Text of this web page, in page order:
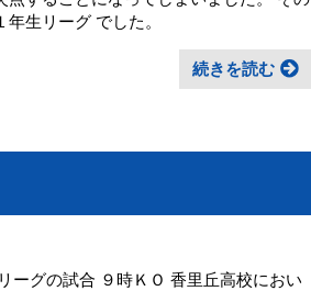
生リーグ でした。
続きを読む
ーグの試合 ９時ＫＯ 香里丘高校におい